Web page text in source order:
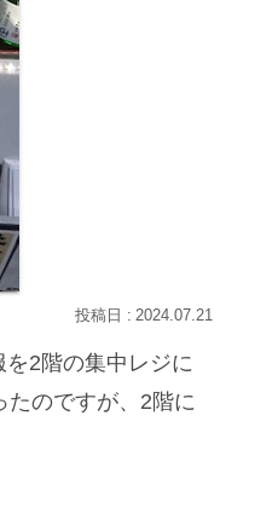
2024.07.21
2階の集中レジに
のですが、2階に